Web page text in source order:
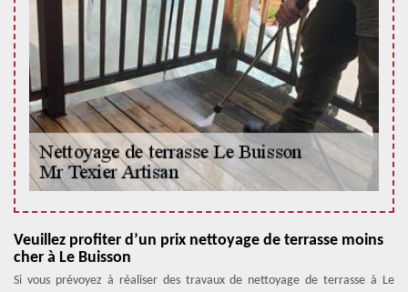
Veuillez profiter d’un prix nettoyage de terrasse moins
cher à Le Buisson
Si vous prévoyez à réaliser des travaux de nettoyage de terrasse à Le